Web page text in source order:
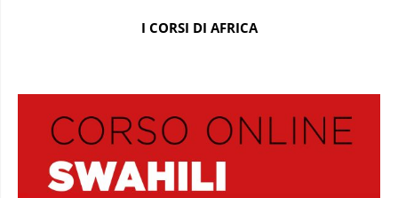
I CORSI DI AFRICA